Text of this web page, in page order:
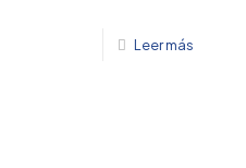
Leer más